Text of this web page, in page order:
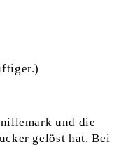
und die
gelöst hat. Bei